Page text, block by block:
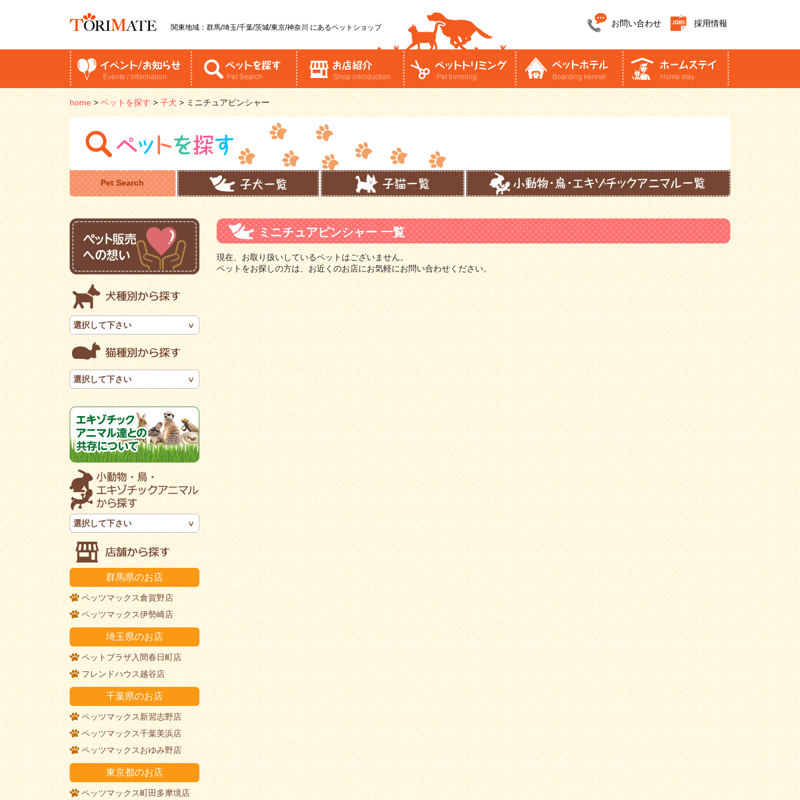
関東地域：群馬/埼玉/千葉/茨城/東京/神奈川 にあるペットショップ お問い合わせ 採用情報
home>ペットを探す>子犬>ミニチュアピンシャー
Pet Search
選択して下さい
選択して下さい
選択して下さい
群馬県のお店
ペッツマックス倉賀野店
ペッツマックス伊勢崎店
埼玉県のお店
ペットプラザ入間春日町店
フレンドハウス越谷店
千葉県のお店
ペッツマックス新習志野店
ペッツマックス千葉美浜店
ペッツマックスおゆみ野店
東京都のお店
ペッツマックス町田多摩境店
ミニチュアピンシャー 一覧
現在、お取り扱いしているペットはございません。
ペットをお探しの方は、お近くのお店にお気軽にお問い合わせください。